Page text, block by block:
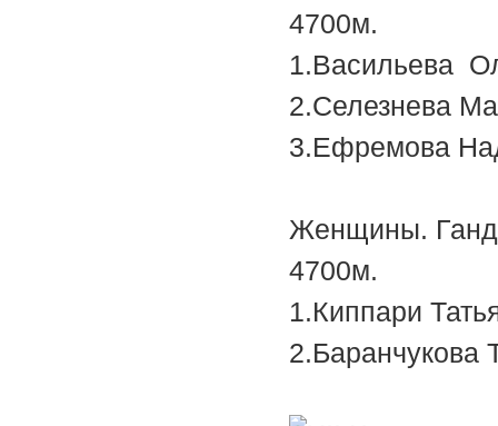
4700м.
Женщины.
4700м.
1.Киппари